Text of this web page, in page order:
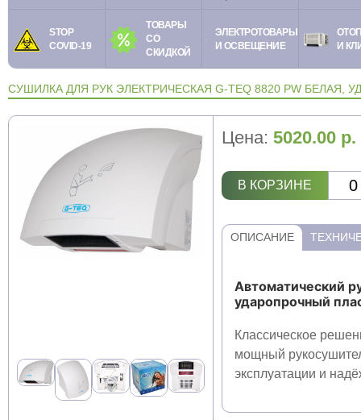
STOP
COVID-19
ТОВАРЫ
СО
СКИДКОЙ
ЭЛЕКТРОТОВАРЫ
И ОСВЕЩЕНИЕ
И
СУШИЛКА ДЛЯ РУК ЭЛЕКТРИЧЕСКАЯ G-TEQ 8820 PW
Цена:5020.00 р.
В КОРЗИНЕ
ОПИСАНИЕ
Автоматический
ударопрочный
Классическое
мощный
эксплуатации и